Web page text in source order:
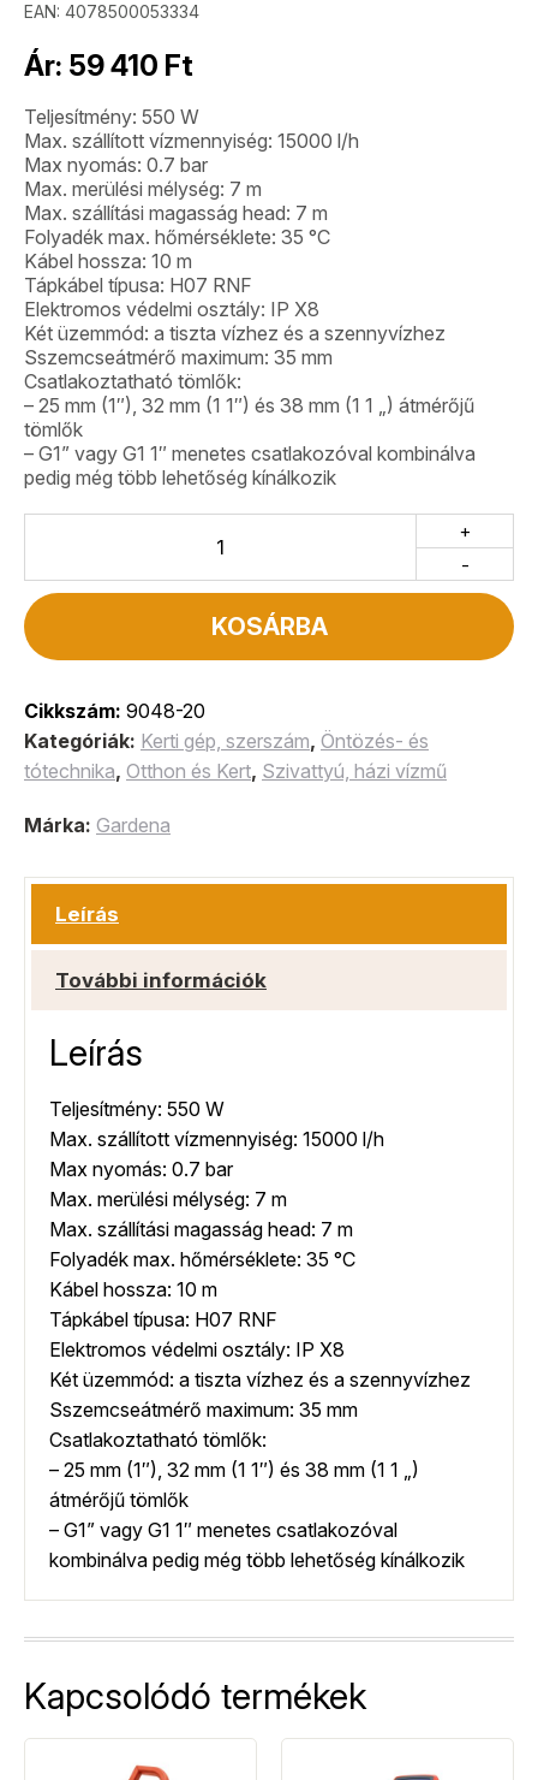
EAN: 4078500053334
Ár: 59 410 Ft
Teljesítmény: 550 W
Max. szállított vízmennyiség: 15000 l/h
Max nyomás: 0.7 bar
Max. merülési mélység: 7 m
Max. szállítási magasság head: 7 m
Folyadék max. hőmérséklete: 35 °C
Kábel hossza: 10 m
Tápkábel típusa: H07 RNF
Elektromos védelmi osztály: IP X8
Két üzemmód: a tiszta vízhez és a szennyvízhez
Sszemcseátmérő maximum: 35 mm
Csatlakoztatható tömlők:
– 25 mm (1″), 32 mm (1 1″) és 38 mm (1 1 „) átmérőjű
tömlők
– G1” vagy G1 1″ menetes csatlakozóval kombinálva
pedig még több lehetőség kínálkozik
-
+
KOSÁRBA
Cikkszám: 9048-20
Kategóriák: Kerti gép, szerszám, Öntözés- és
tótechnika, Otthon és Kert, Szivattyú, házi vízmű
Márka: Gardena
Leírás
További információk
Leírás
Teljesítmény: 550 W
Max. szállított vízmennyiség: 15000 l/h
Max nyomás: 0.7 bar
Max. merülési mélység: 7 m
Max. szállítási magasság head: 7 m
Folyadék max. hőmérséklete: 35 °C
Kábel hossza: 10 m
Tápkábel típusa: H07 RNF
Elektromos védelmi osztály: IP X8
Két üzemmód: a tiszta vízhez és a szennyvízhez
Sszemcseátmérő maximum: 35 mm
Csatlakoztatható tömlők:
– 25 mm (1″), 32 mm (1 1″) és 38 mm (1 1 „)
átmérőjű tömlők
– G1” vagy G1 1″ menetes csatlakozóval
kombinálva pedig még több lehetőség kínálkozik
Kapcsolódó termékek